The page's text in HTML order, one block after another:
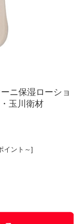
ニ保湿ローショ
玉川衛材
イント～]